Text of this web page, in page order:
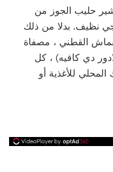
حليب الجوز من
نظيف. بدلا من ذلك
القطني ، مصفاة
دي كافيه) ، كل
للأغذية أو